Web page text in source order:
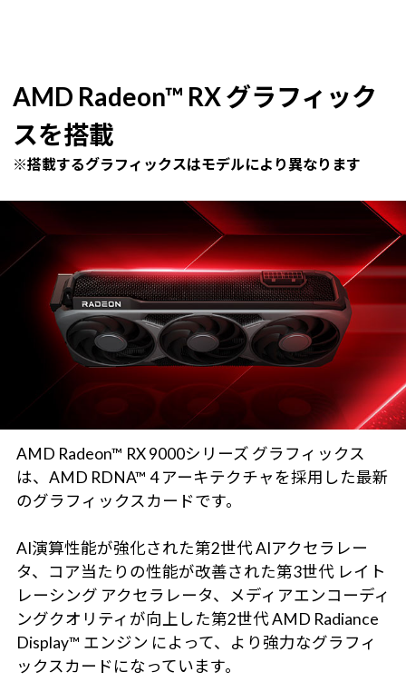
AMD Radeon™ RX グラフィック
スを搭載
※搭載するグラフィックスはモデルにより異なります
AMD Radeon™ RX 9000シリーズ グラフィックス
は、AMD RDNA™ 4 アーキテクチャを採用した最新
のグラフィックスカードです。
AI演算性能が強化された第2世代 AIアクセラレー
タ、コア当たりの性能が改善された第3世代 レイト
レーシング アクセラレータ、メディアエンコーディ
ングクオリティが向上した第2世代 AMD Radiance
Display™ エンジン によって、より強力なグラフィ
ックスカードになっています。